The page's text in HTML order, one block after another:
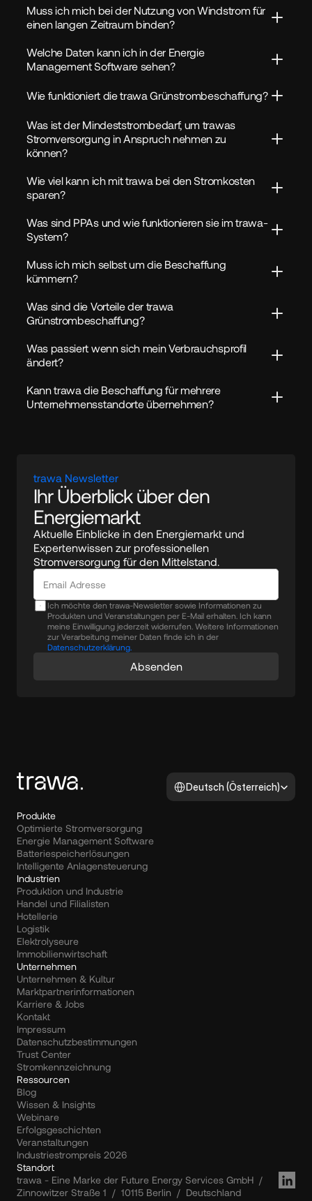
Muss ich mich bei der Nutzung von Windstrom für
einen langen Zeitraum binden?
Welche Daten kann ich in der Energie
Management Software sehen?
Wie funktioniert die trawa Grünstrombeschaffung?
Was ist der Mindeststrombedarf, um trawas
Stromversorgung in Anspruch nehmen zu
können?
Wie viel kann ich mit trawa bei den Stromkosten
sparen?
Was sind PPAs und wie funktionieren sie im trawa-
System?
Muss ich mich selbst um die Beschaffung
kümmern?
Was sind die Vorteile der trawa
Grünstrombeschaffung?
Was passiert wenn sich mein Verbrauchsprofil
ändert?
Kann trawa die Beschaffung für mehrere
Unternehmensstandorte übernehmen?
trawa Newsletter
Ihr Überblick über den
Energiemarkt
Aktuelle Einblicke in den Energiemarkt und
Expertenwissen zur professionellen
Stromversorgung für den Mittelstand.
Ich möchte den trawa-Newsletter sowie Informationen zu
Produkten und Veranstaltungen per E-Mail erhalten. Ich kann
meine Einwilligung jederzeit widerrufen. Weitere Informationen
zur Verarbeitung meiner Daten finde ich in der
Datenschutzerklärung.
Absenden
Select Language
Deutsch (Österreich)
Produkte
Optimierte Stromversorgung
Energie Management Software
Batteriespeicherlösungen
Intelligente Anlagensteuerung
Industrien
Produktion und Industrie
Handel und Filialisten
Hotellerie
Logistik
Elektrolyseure
Immobilienwirtschaft
Unternehmen
Unternehmen & Kultur
Marktpartnerinformationen
Karriere & Jobs
Kontakt
Impressum
Datenschutzbestimmungen
Trust Center
Stromkennzeichnung
Ressourcen
Blog
Wissen & Insights
Webinare
Erfolgsgeschichten
Veranstaltungen
Industriestrompreis 2026
Standort
trawa - Eine Marke der Future Energy Services GmbH  /
Zinnowitzer Straße 1  /  10115 Berlin  /  Deutschland